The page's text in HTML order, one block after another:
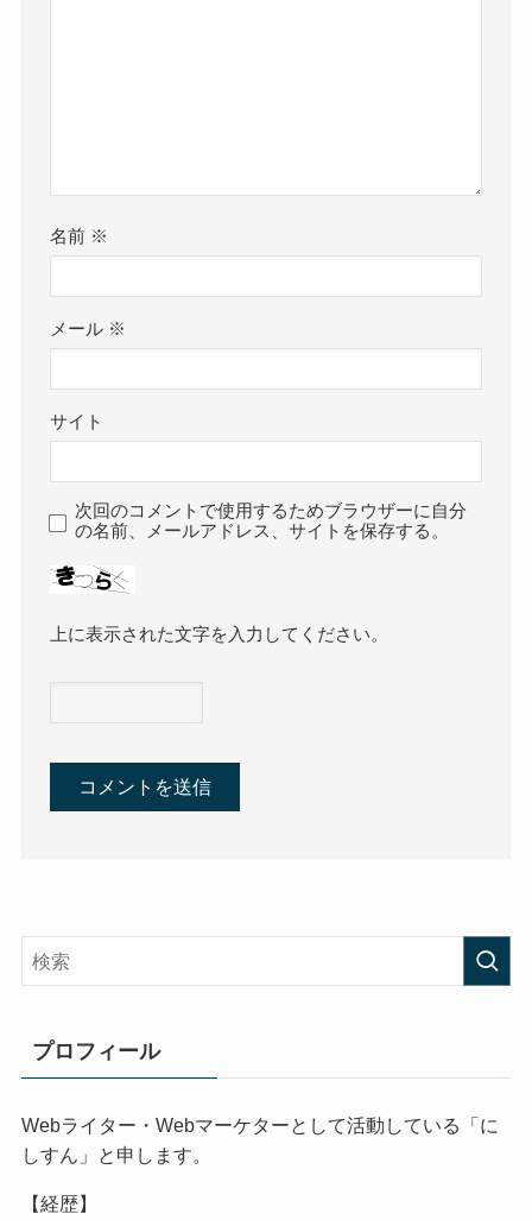
名前 ※
メール ※
サイト
次回のコメントで使用するためブラウザーに自分
の名前、メールアドレス、サイトを保存する。
上に表示された文字を入力してください。
プロフィール
Webライター・Webマーケターとして活動している「に
しすん」と申します。
【経歴】